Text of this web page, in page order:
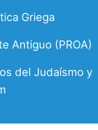
Griega
Antiguo (PROA)
del Judaísmo y